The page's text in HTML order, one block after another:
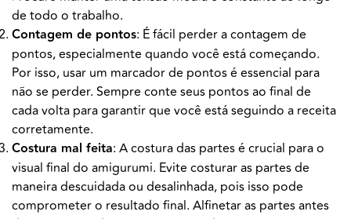
de todo o trabalho.
Contagem de pontos: É fácil perder a contagem de
pontos, especialmente quando você está começando.
Por isso, usar um marcador de pontos é essencial para
não se perder. Sempre conte seus pontos ao final de
cada volta para garantir que você está seguindo a receita
corretamente.
Costura mal feita: A costura das partes é crucial para o
visual final do amigurumi. Evite costurar as partes de
maneira descuidada ou desalinhada, pois isso pode
comprometer o resultado final. Alfinetar as partes antes